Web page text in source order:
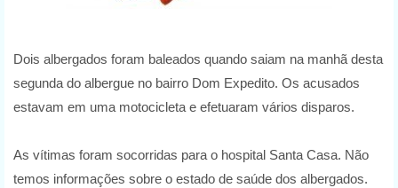
Dois albergados foram baleados quando saiam na manhã desta
segunda do albergue no bairro Dom Expedito. Os acusados
estavam em uma motocicleta e efetuaram vários disparos.
As vítimas foram socorridas para o hospital Santa Casa. Não
temos informações sobre o estado de saúde dos albergados.